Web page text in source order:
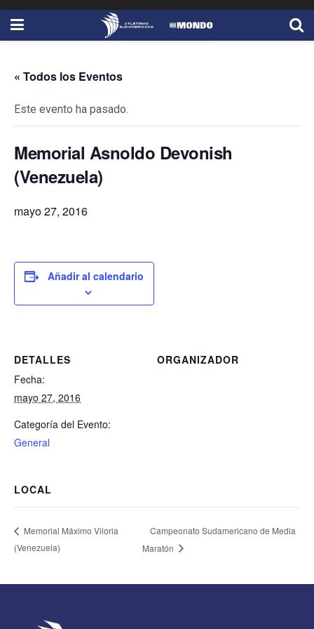
« Todos los Eventos
Este evento ha pasado.
Memorial Asnoldo Devonish
(Venezuela)
mayo 27, 2016
Añadir al calendario
DETALLES
Fecha:
mayo 27, 2016
Categoría del Evento:
General
ORGANIZADOR
LOCAL
Memorial Máximo Viloria
(Venezuela)
Campeonato Sudamericano de Media
Maratón